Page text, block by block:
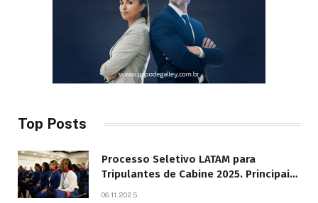
Top Posts
Processo Seletivo LATAM para
Tripulantes de Cabine 2025. Principais
06.11.2025